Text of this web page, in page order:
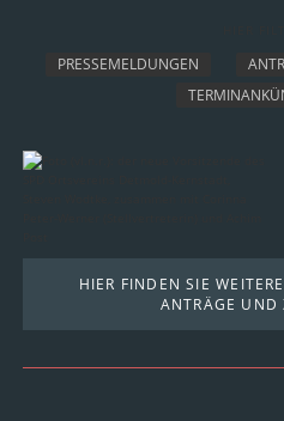
PRESSEMELDUNGEN
HIER FINDEN SIE
ANTRÄGE UND